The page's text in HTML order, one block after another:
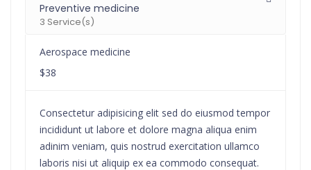
Preventive medicine
3 Service(s)
Aerospace medicine
$38
Consectetur adipisicing elit sed do eiusmod tempor
incididunt ut labore et dolore magna aliqua enim
adinim veniam, quis nostrud exercitation ullamco
laboris nisi ut aliquip ex ea commodo consequat.